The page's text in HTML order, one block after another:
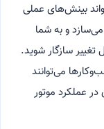
بینش‌های عملی
می‌سازد و به شما
تغییر سازگار شوید.
می‌توانند
در عملکرد موتور